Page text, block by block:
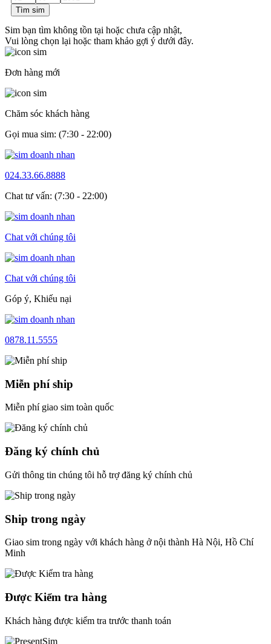
Tìm sim
Sim bạn tìm không tồn tại hoặc chưa cập nhật,
Vui lòng chọn lại hoặc tham khảo gợi ý dưới đây.
Đơn hàng mới
Chăm sóc khách hàng
Gọi mua sim: (7:30 - 22:00)
024.33.66.8888
Chat tư vấn: (7:30 - 22:00)
Chat với chúng tôi
Chat với chúng tôi
Góp ý, Khiếu nại
0878.11.5555
Miễn phí ship
Miễn phí giao sim toàn quốc
Đăng ký chính chủ
Gửi thông tin chúng tôi hỗ trợ đăng ký chính chủ
Ship trong ngày
Giao sim trong ngày với khách hàng ở nội thành Hà Nội, Hồ Chí
Minh
Được Kiểm tra hàng
Khách hàng được kiểm tra trước thanh toán